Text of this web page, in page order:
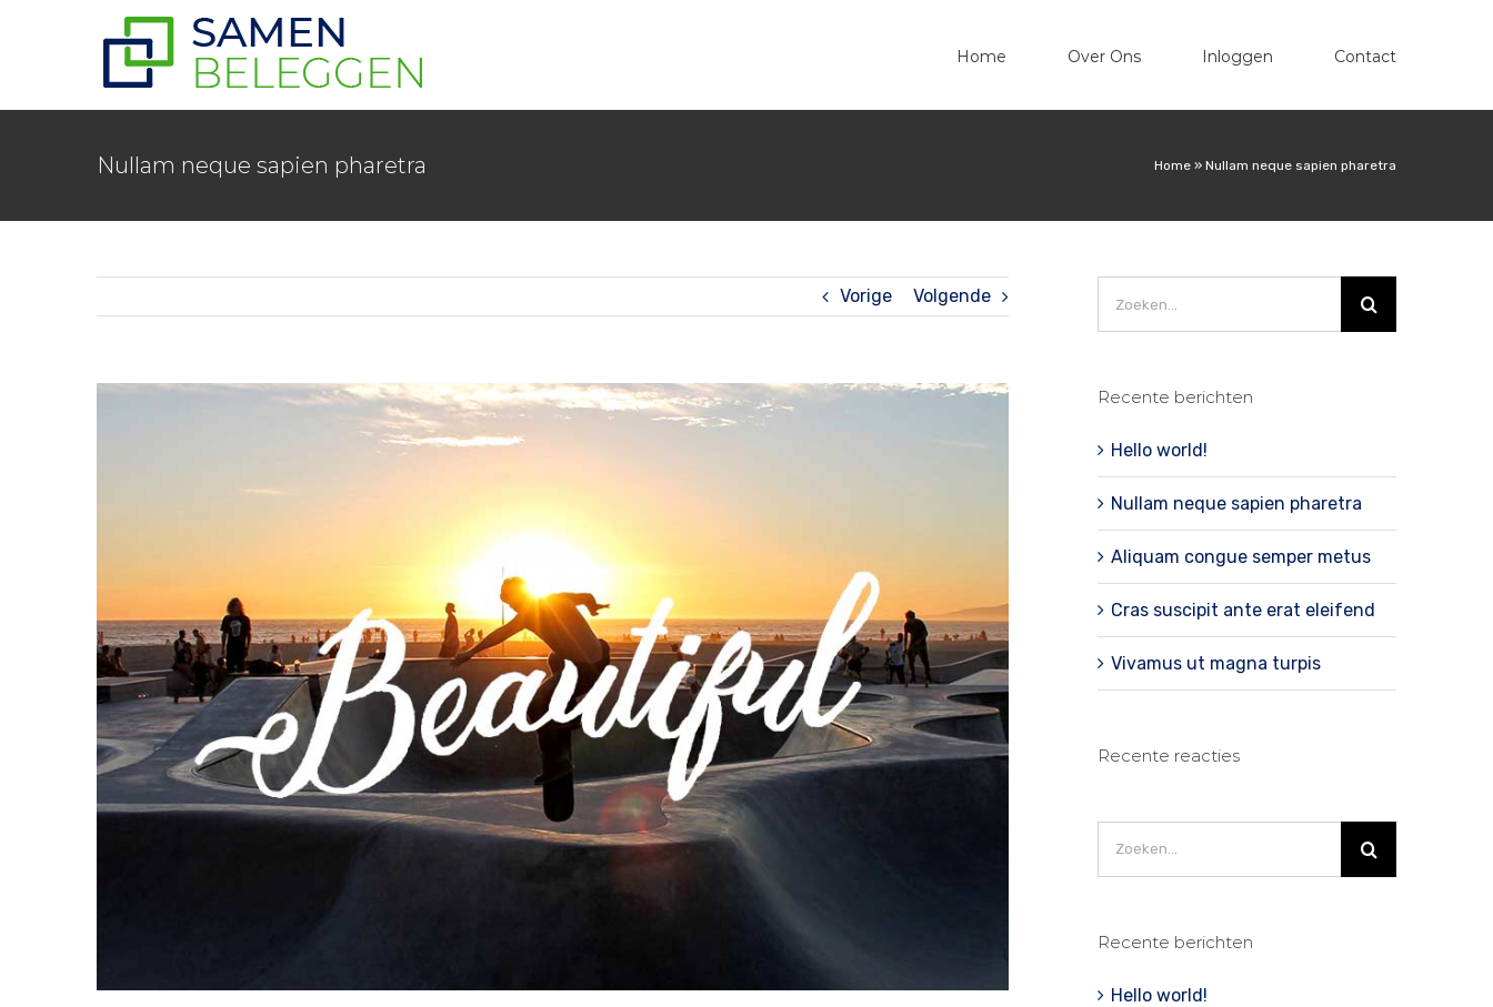
Home Over Ons Inloggen Contact
Nullam neque sapien pharetra Home » Nullam neque sapien pharetra
Vorige Volgende
Recente berichten
Hello world!
Nullam neque sapien pharetra
Aliquam congue semper metus
Cras suscipit ante erat eleifend
Vivamus ut magna turpis
Recente reacties
Recente berichten
Hello world!